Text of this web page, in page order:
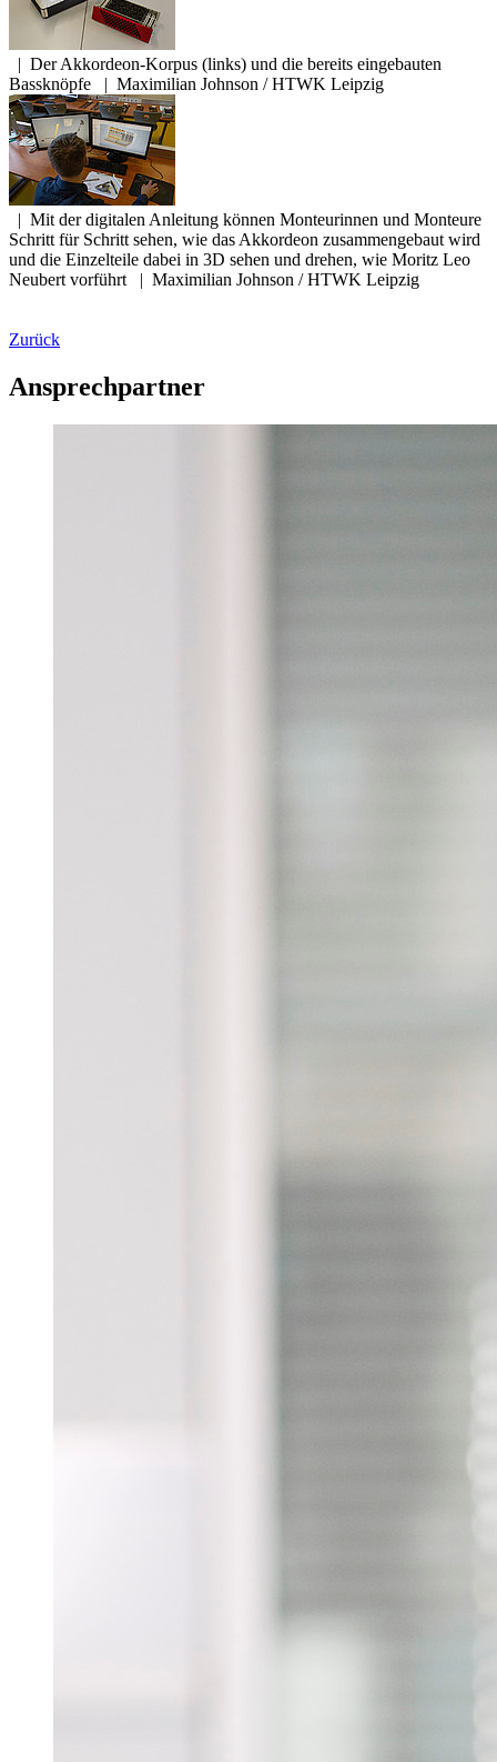
| Der Akkordeon-Korpus (links) und die bereits eingebauten
Bassknöpfe | Maximilian Johnson / HTWK Leipzig
| Mit der digitalen Anleitung können Monteurinnen und Monteure
Schritt für Schritt sehen, wie das Akkordeon zusammengebaut wird
und die Einzelteile dabei in 3D sehen und drehen, wie Moritz Leo
Neubert vorführt | Maximilian Johnson / HTWK Leipzig
Zurück
Ansprechpartner